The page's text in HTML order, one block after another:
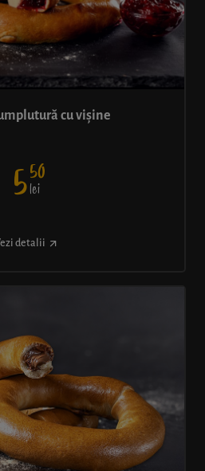
cu vișine
550
lei
detalii